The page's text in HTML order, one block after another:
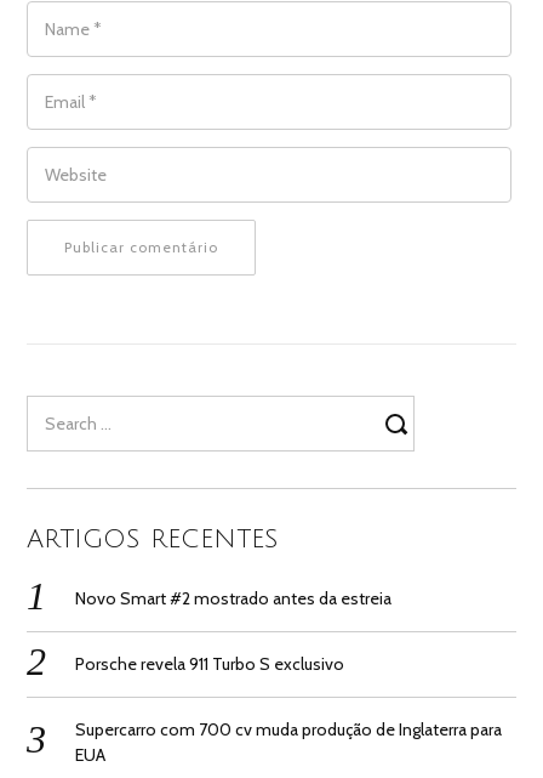
NAME
EMAIL
WEBSITE
for:
ARTIGOS RECENTES
Novo Smart #2 mostrado antes da estreia
Porsche revela 911 Turbo S exclusivo
Supercarro com 700 cv muda produção de Inglaterra para
EUA